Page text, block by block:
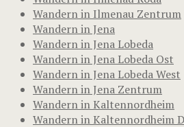
Wandern in Ilmenau Zentrum
Wandern in Jena
Wandern in Jena Lobeda
Wandern in Jena Lobeda Ost
Wandern in Jena Lobeda West
Wandern in Jena Zentrum
Wandern in Kaltennordheim
Wandern in Kaltennordheim